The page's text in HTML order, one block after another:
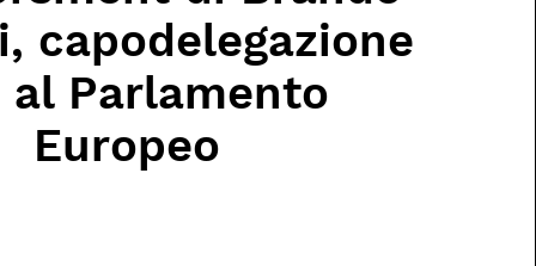
capodelegazione
al Parlamento
Europeo